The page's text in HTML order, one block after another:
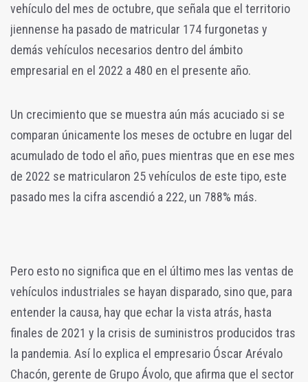
vehículo del mes de octubre, que señala que el territorio
jiennense ha pasado de matricular 174 furgonetas y
demás vehículos necesarios dentro del ámbito
empresarial en el 2022 a 480 en el presente año.
Un crecimiento que se muestra aún más acuciado si se
comparan únicamente los meses de octubre en lugar del
acumulado de todo el año, pues mientras que en ese mes
de 2022 se matricularon 25 vehículos de este tipo, este
pasado mes la cifra ascendió a 222, un 788% más.
Pero esto no significa que en el último mes las ventas de
vehículos industriales se hayan disparado, sino que, para
entender la causa, hay que echar la vista atrás, hasta
finales de 2021 y la crisis de suministros producidos tras
la pandemia. Así lo explica el empresario Óscar Arévalo
Chacón, gerente de Grupo Ávolo, que afirma que el sector